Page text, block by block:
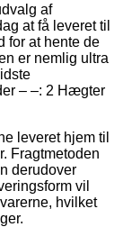
af
at få leveret til
for at hente de
er nemlig ultra
– –: 2 Hægter
leveret hjem til
Fragtmetoden
derudover
vil
hvilket